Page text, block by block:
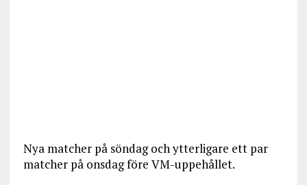
Nya matcher på söndag och ytterligare ett par
matcher på onsdag före VM-uppehållet.